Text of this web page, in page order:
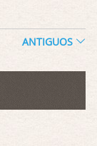
ANTIGUOS